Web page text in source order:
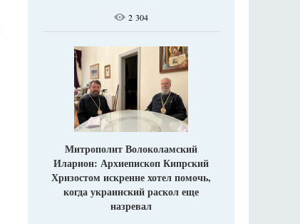
2 304
Митрополит Волоколамский
Иларион: Архиепископ Кипрский
Хризостом искренне хотел помочь,
когда украинский раскол еще
назревал